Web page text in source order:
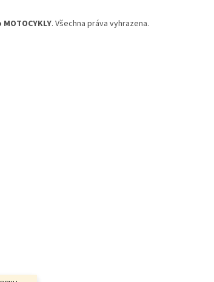
. Všechna práva vyhrazena.